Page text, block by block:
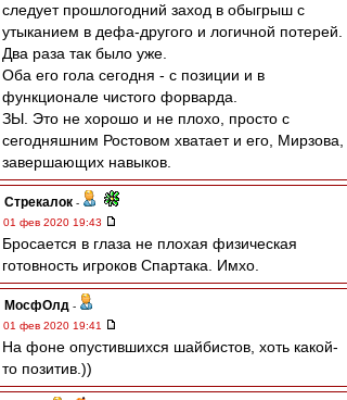
следует прошлогодний заход в обыгрыш с
утыканием в дефа-другого и логичной потерей.
Два раза так было уже.
Оба его гола сегодня - с позиции и в
функционале чистого форварда.
ЗЫ. Это не хорошо и не плохо, просто с
сегодняшним Ростовом хватает и его, Мирзова,
завершающих навыков.
Стрекалок -
01 фев 2020 19:43
Бросается в глаза не плохая физическая
готовность игроков Спартака. Имхо.
МосфОлд -
01 фев 2020 19:41
На фоне опустившихся шайбистов, хоть какой-
то позитив.))